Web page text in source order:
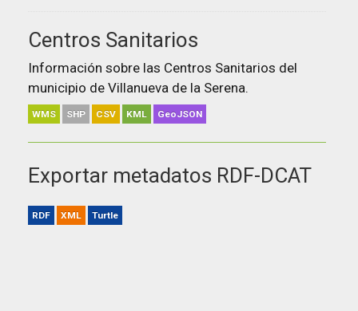
Centros Sanitarios
Información sobre las Centros Sanitarios del
municipio de Villanueva de la Serena.
WMS SHP CSV KML GeoJSON
Exportar metadatos RDF-DCAT
RDF XML Turtle